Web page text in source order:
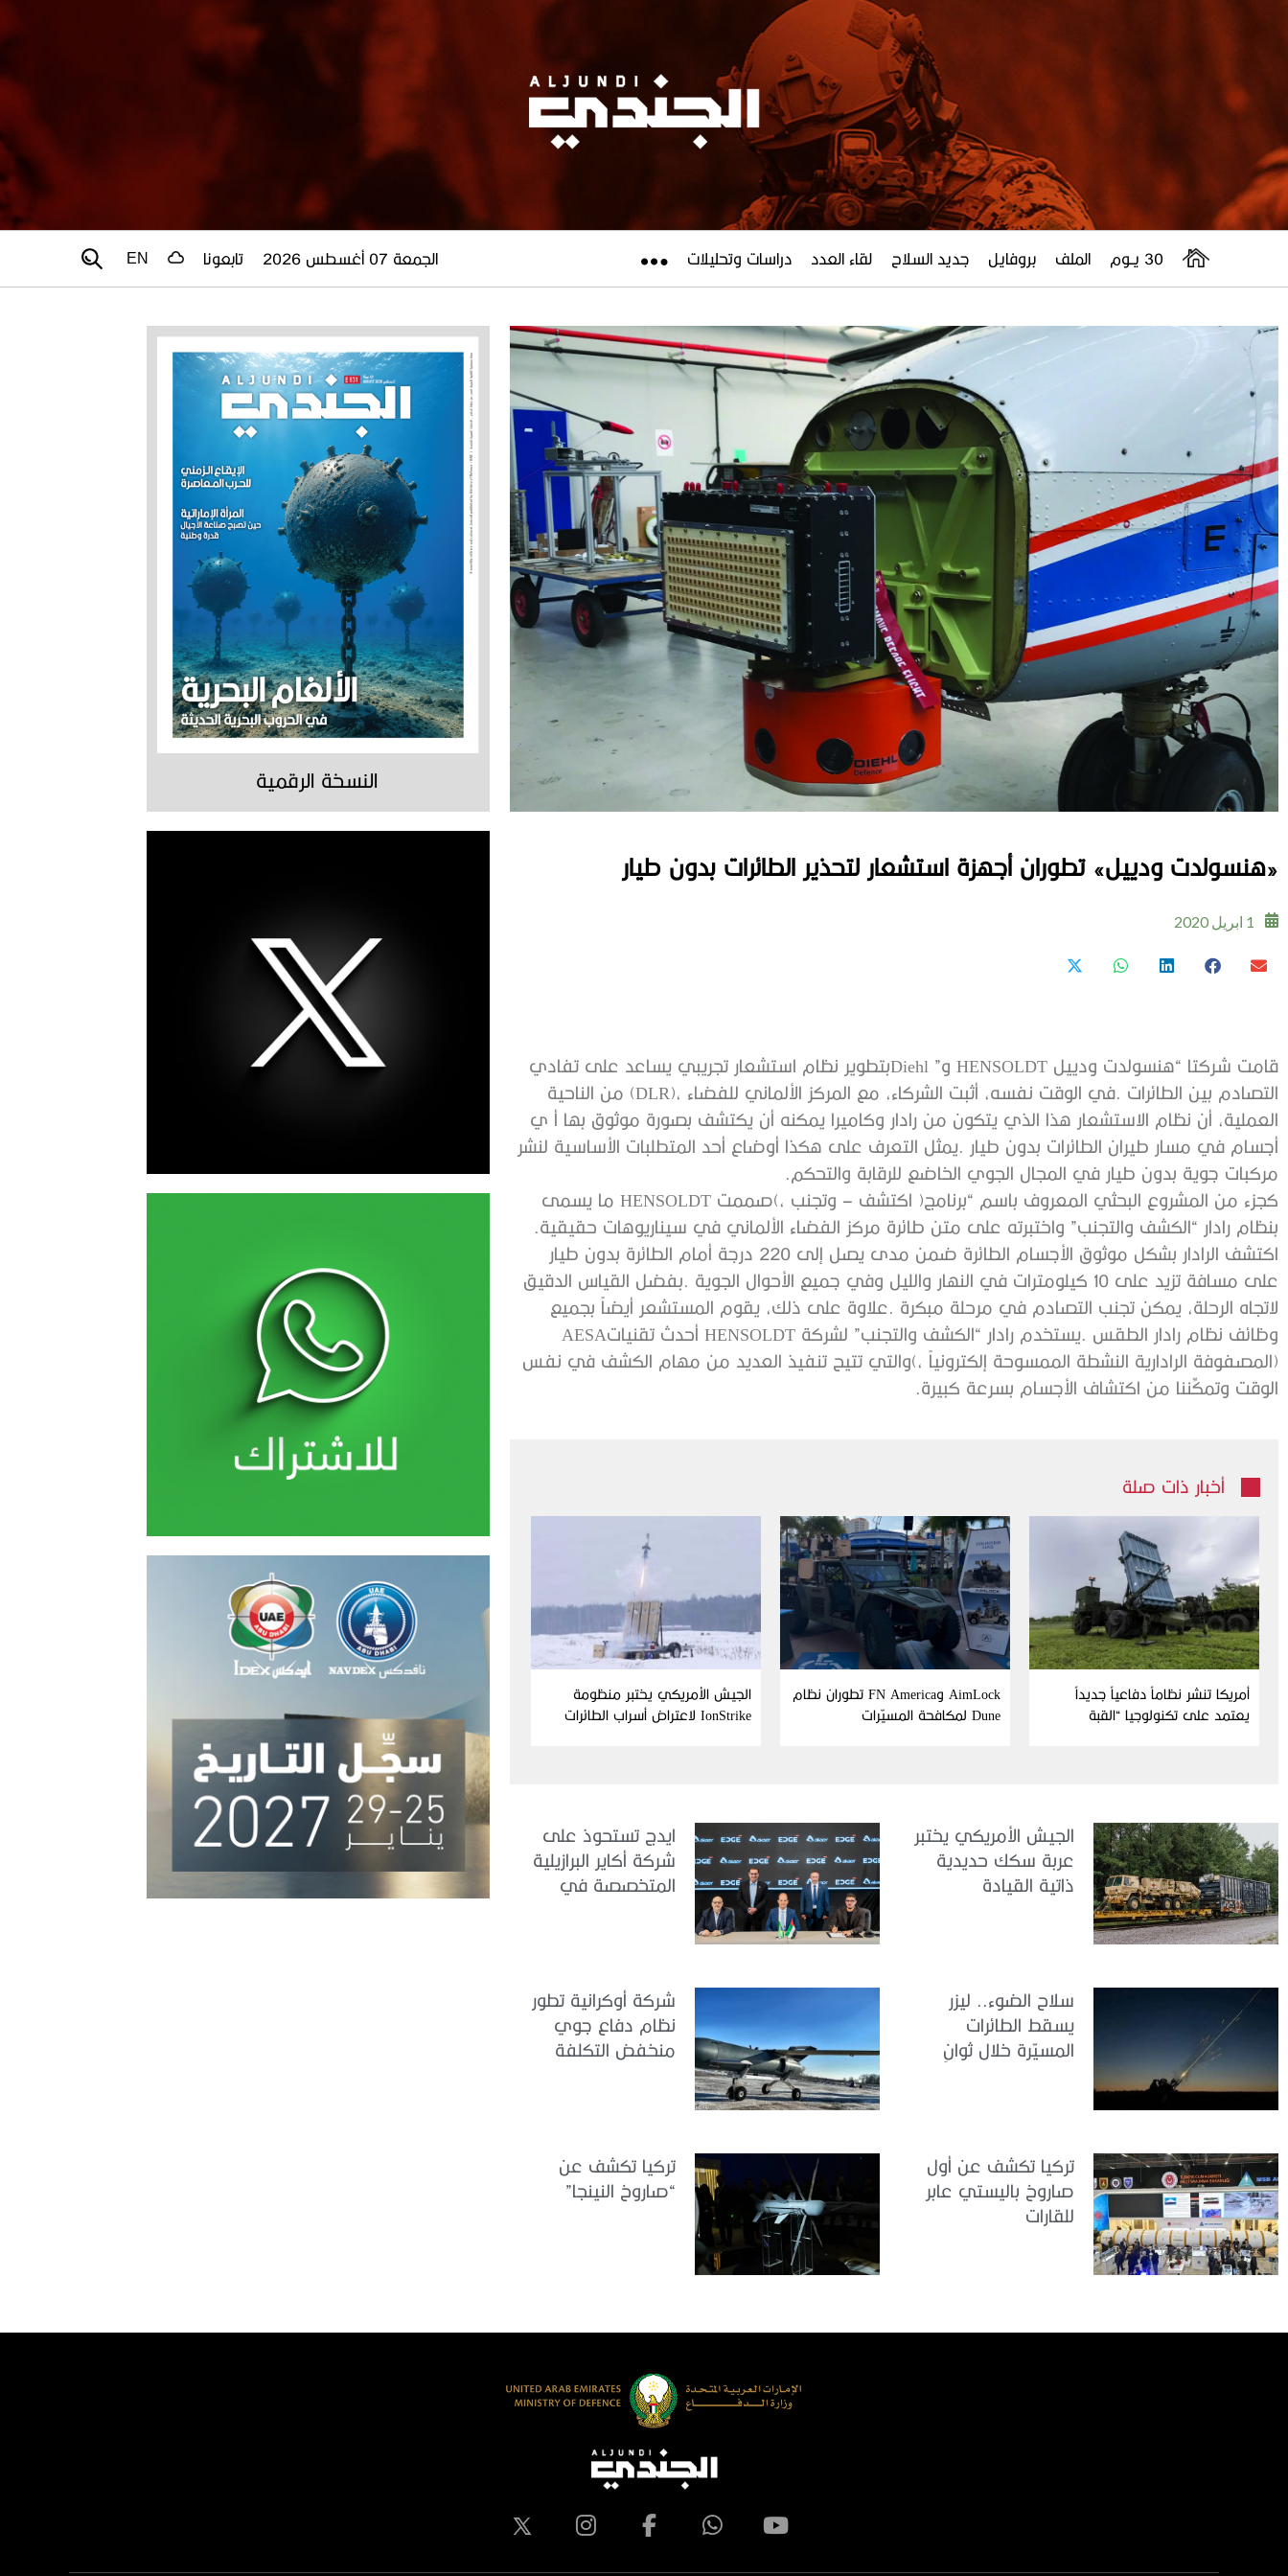
30 يــوم الملف بروفايل جديد السلاح لقاء العدد دراسات وتحليلات الجمعة 07 أغسطس 2026 تابعونا EN
‮«‬هنسولدت‭ ‬ودييل‮»‬ تطوران‭ ‬أجهزة‭ ‬استشعار‭ ‬لتحذير‭ ‬الطائرات‭ ‬بدون‭ ‬طيار‭
1 ابريل 2020
‬مركبات‭ ‬جوية‭ ‬بدون‭ ‬طيار‭ ‬في‭ ‬المجال‭ ‬الجوي‭ ‬الخاضع‭ ‬للرقابة‭ ‬والتحكم‭.‬
‬بنظام‭ ‬رادار‭ ‬“الكشف‭ ‬والتجنب”‭ ‬واختبرته‭ ‬على‭ ‬متن‭ ‬طائرة‭ ‬مركز‭ ‬الفضاء‭ ‬الألماني‭ ‬في‭ ‬سيناريوهات‭ ‬حقيقية‭. ‬
‬وظائف‭ ‬نظام‭ ‬رادار‭ ‬الطقس‭. ‬يستخدم‭ ‬رادار‭ ‬“الكشف‭ ‬والتجنب”‭ ‬لشركة‭ ‬HENSOLDT‭ ‬أحدث‭ ‬تقنيات‭ ‬AESA‭
‬الوقت‭ ‬وتمكِّننا‭ ‬من‭ ‬اكتشاف‭ ‬الأجسام‭ ‬بسرعة‭ ‬كبيرة‭. ‬
أخبار ذات صلة
أمريكا تنشر نظاماً دفاعياً جديداً
يعتمد على تكنولوجيا “القبة
AimLock وFN America تطوران نظام
Dune لمكافحة المسيّرات
الجيش الأمريكي يختبر منظومة
IonStrike لاعتراض أسراب الطائرات
الجيش الأمريكي يختبر
عربة سكك حديدية
ذاتية القيادة
ايدج تستحوذ على
شركة أكاير البرازيلية
المتخصصة في
سلاح الضوء.. ليزر
يسقط الطائرات
المسيّرة خلال ثوانٍ
شركة أوكرانية تطور
نظام دفاع جوي
منخفض التكلفة
تركيا تكشف عن أول
صاروخ باليستي عابر
للقارات
تركيا تكشف عن
“صاروخ النينجا”
النسخة الرقمية